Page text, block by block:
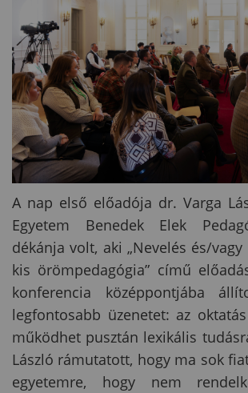
A nap első előadója dr. Varga
Egyetem Benedek Elek
dékánja volt, aki „Nevelés és/vagy
kis örömpedagógia” című
konferencia középpontjába
legfontosabb üzenetet: az
működhet pusztán lexikális
László rámutatott, hogy ma sok
egyetemre, hogy nem